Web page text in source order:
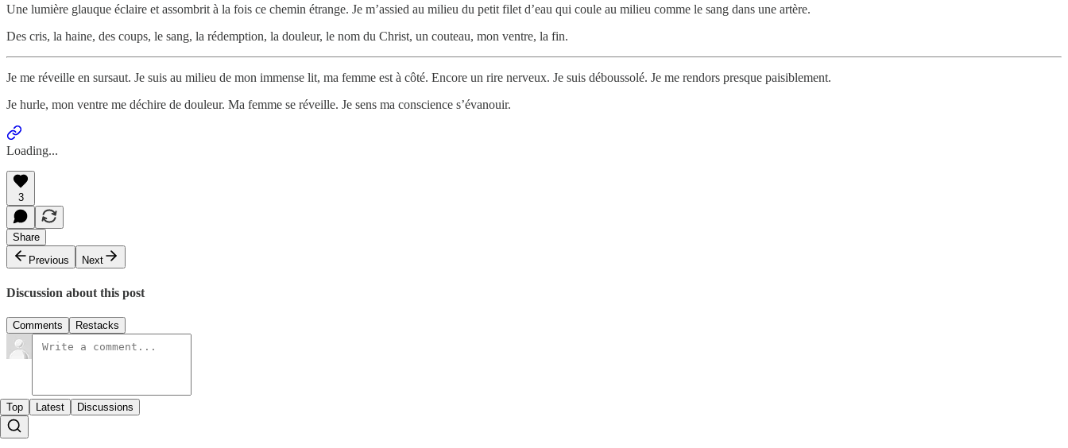
Une lumière glauque éclaire et assombrit à la fois ce chemin étrange. Je m’assied au milieu du petit filet d’eau qui coule au milieu comme le sang dans une artère.
Des cris, la haine, des coups, le sang, la rédemption, la douleur, le nom du Christ, un couteau, mon ventre, la fin.
Je me réveille en sursaut. Je suis au milieu de mon immense lit, ma femme est à côté. Encore un rire nerveux. Je suis déboussolé. Je me rendors presque paisiblement.
Je hurle, mon ventre me déchire de douleur. Ma femme se réveille. Je sens ma conscience s’évanouir.
Loading...
3
Share
Previous
Next
Discussion about this post
Comments Restacks
Top Latest Discussions